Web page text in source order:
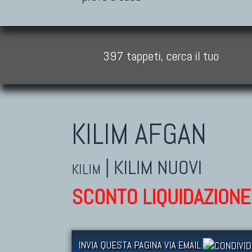
397 tappeti, cerca il tuo
KILIM AFGAN
KILIM KILIM NUOVI
SCONTO
INVIA QUESTA PAGINA VIA EMAIL